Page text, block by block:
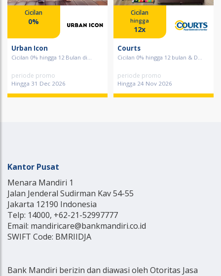
Cicilan
0%
Urban Icon
Cicilan 0% hingga 12 Bulan di...
periode promo
Hingga 31 Dec 2026
Cicilan
hingga
12x
Courts
Cicilan 0% hingga 12 bulan & D...
periode promo
Hingga 24 Nov 2026
Kantor Pusat
Menara Mandiri 1
Jalan Jenderal Sudirman Kav 54-55
Jakarta 12190 Indonesia
Telp: 14000, +62-21-52997777
Email: mandiricare@bankmandiri.co.id
SWIFT Code: BMRIIDJA
Bank Mandiri berizin dan diawasi oleh Otoritas Jasa